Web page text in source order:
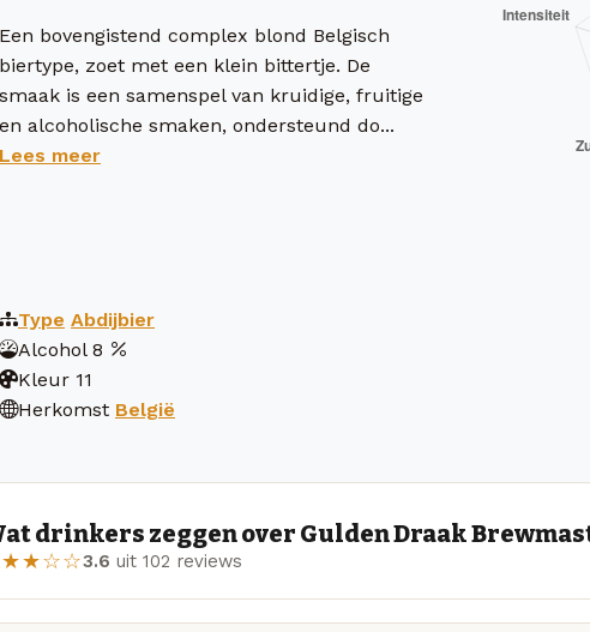
Een bovengistend complex blond Belgisch
biertype, zoet met een klein bittertje. De
smaak is een samenspel van kruidige, fruitige
en alcoholische smaken, ondersteund do...
Lees meer
Type Abdijbier
Alcohol 8
Kleur 11
Herkomst België
drinkers zeggen over Gulden Draak
3.6 uit 102 reviews